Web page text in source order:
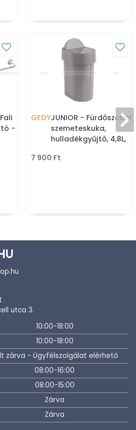
- 80 cm -
GEDYJUNIOR - Fürdőszobai
szemeteskuka,
hulladékgyűjtő, 4,8L,
műanyag
7 900 Ft
utca 3.
10:00-18:00
10:00-18:00
zárva - Ügyfélszolgálat elérhető
08:00-16:00
08:00-15:00
Zárva
Zárva